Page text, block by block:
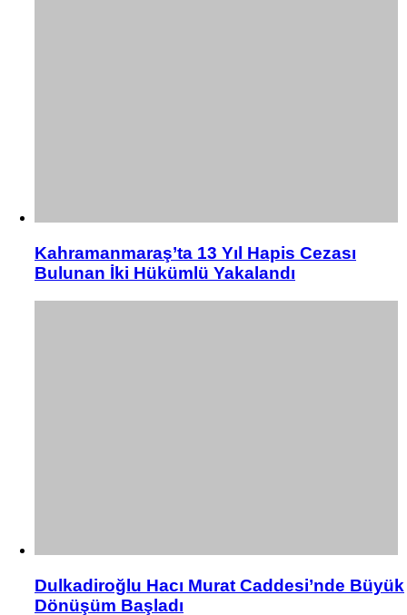
Kahramanmaraş’ta 13 Yıl Hapis Cezası
Bulunan İki Hükümlü Yakalandı
Dulkadiroğlu Hacı Murat Caddesi’nde Büyük
Dönüşüm Başladı